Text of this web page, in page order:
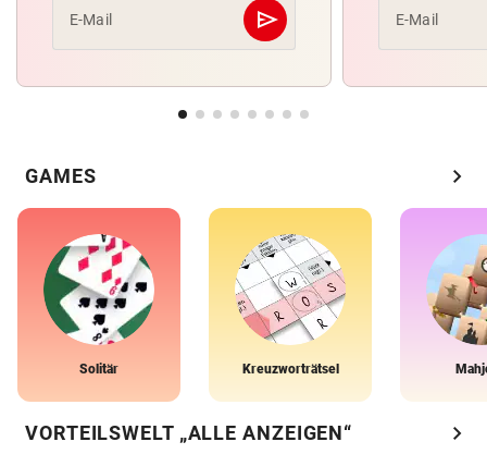
E-Mail send
Abschicken E-Mail
GAMES chevron_right
Solitär Kreuzworträtsel
VORTEILSWELT „ALLE ANZEIGEN“ chevron_right